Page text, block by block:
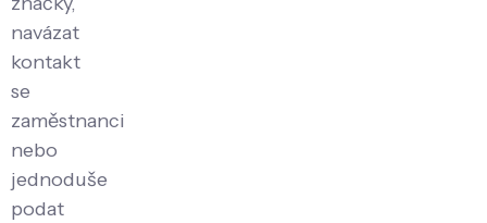
navázat
kontakt
se
zaměstnanci
nebo
jednoduše
podat